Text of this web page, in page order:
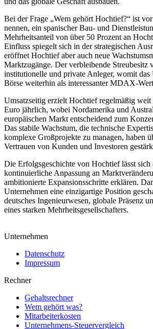
Bei der Frage „Wem gehört Hochtief?“ ist
nennen, ein spanischer Bau- und
Mehrheitsanteil von über 50 Prozent an
Einfluss spiegelt sich in der strategischen
eröffnet Hochtief aber auch neue
Marktzugänge. Der verbleibende Streubesitz
institutionelle und private Anleger, womit das
Börse weiterhin als interessanter MDAX-
Umsatzseitig erzielt Hochtief regelmäßig
Euro jährlich, wobei Nordamerika und
europäischen Markt entscheidend zum
Das stabile Wachstum, die technische
komplexe Großprojekte zu managen, haben
Vertrauen von Kunden und Investoren
Die Erfolgsgeschichte von Hochtief lässt sich
kontinuierliche Anpassung an
ambitionierte Expansionsschritte erklären.
Unternehmen eine einzigartige Position
deutsches Ingenieurwesen, globale Präsenz
eines starken Mehrheitsgesellschafters.
Unternehmen
Datenschutz
Impressum
Rechner
Gehaltsrechner
Wem gehört was?
Mitarbeiterkosten
Unternehmens-Steuervergleich